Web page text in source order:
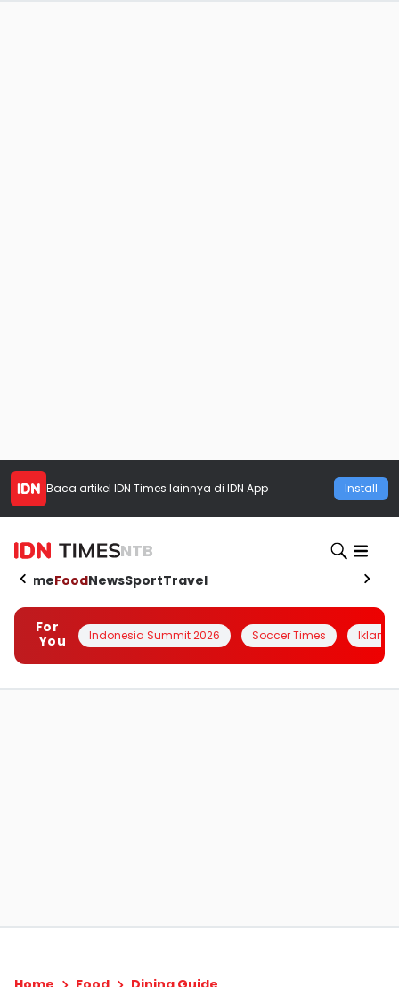
Baca artikel IDN Times lainnya di IDN App Install
NTB
HomeFoodNewsSportTravel
For
You
Indonesia Summit 2026 Soccer Times Iklanin